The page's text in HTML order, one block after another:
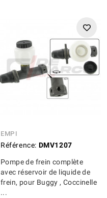
EMPI
Référence: DMV1207
Pompe de frein complète
avec réservoir de liquide de
frein, pour Buggy , Coccinelle
...